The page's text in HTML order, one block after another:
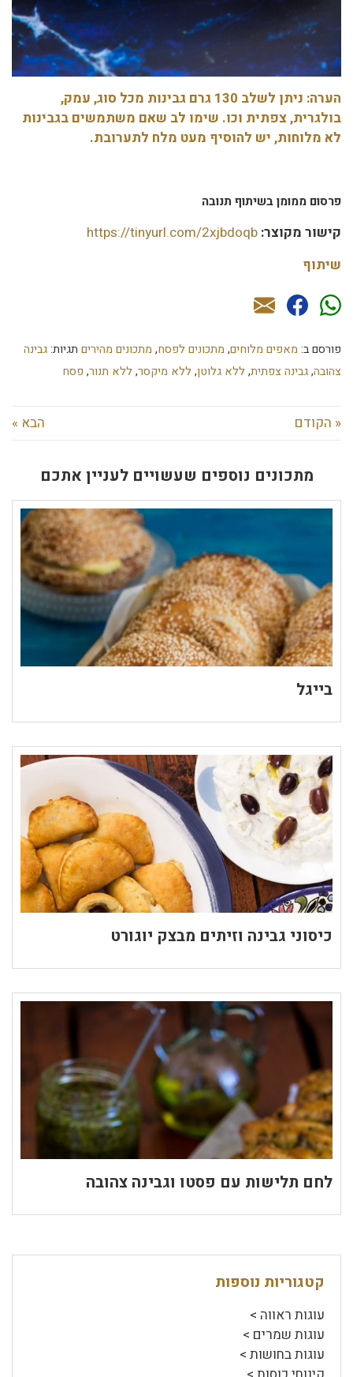
הערה: ניתן לשלב 130 גרם גבינות מכל סוג, עמק,
בולגרית, צפתית וכו. שימו לב שאם משתמשים בגבינות
לא מלוחות, יש להוסיף מעט מלח לתערובת.
פרסום ממומן בשיתוף תנובה
קישור מקוצר: https://tinyurl.com/2xjbdoqb
שיתוף
פורסם ב: מאפים מלוחים, מתכונים לפסח, מתכונים מהירים תגיות:גבינה
צהובה,גבינה צפתית,ללא גלוטן,ללא מיקסר,ללא תנור, פסח
« הקודם הבא »
מתכונים נוספים שעשויים לעניין אתכם
בייגל
כיסוני גבינה וזיתים מבצק יוגורט
לחם תלישות עם פסטו וגבינה צהובה
קטגוריות נוספות
עוגות ראווה >
עוגות שמרים >
עוגות בחושות >